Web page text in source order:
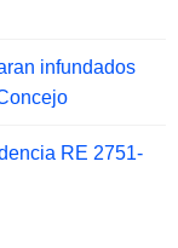
infundados
RE 2751-